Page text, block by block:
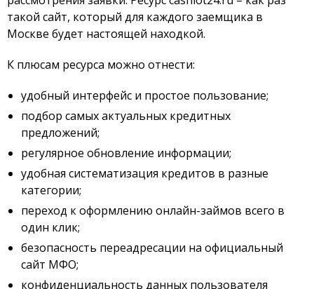
такой сайт, который для каждого заемщика в
Москве будет настоящей находкой.
К плюсам ресурса можно отнести:
удобный интерфейс и простое пользование;
подбор самых актуальных кредитных
предложений;
регулярное обновление информации;
удобная систематизация кредитов в разные
категории;
переход к оформлению онлайн-займов всего в
один клик;
безопасность переадресации на официальный
сайт МФО;
конфиденциальность данных пользователя